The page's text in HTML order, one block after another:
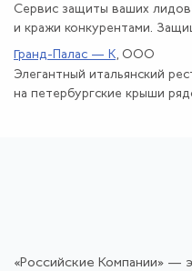
Сервис защиты ваших
и кражи конкурентами.
Гранд-Палас — К, ООО
Элегантный итальянский
на петербургские крыши
«Российские Компании» —